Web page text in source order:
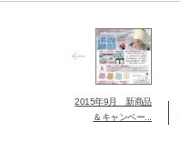
2015年9月 新商品
＆キャンペー...